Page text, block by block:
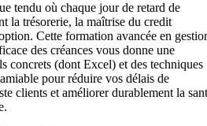
tendu où chaque jour de retard de
la trésorerie, la maîtrise du credit
Cette formation avancée en
des créances vous donne une
concrets (dont Excel) et des techniques
pour réduire vos délais de
clients et améliorer durablement la